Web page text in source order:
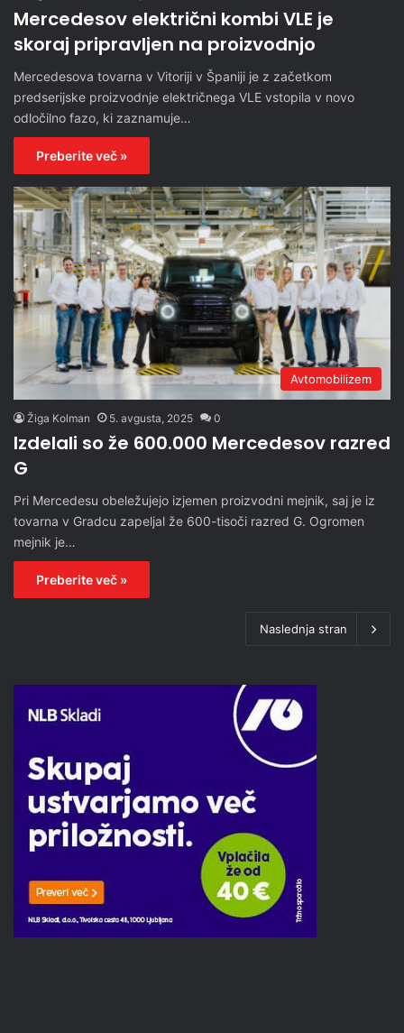
Mercedesov električni kombi VLE je
skoraj pripravljen na proizvodnjo
Mercedesova tovarna v Vitoriji v Španiji je z začetkom
predserijske proizvodnje električnega VLE vstopila v novo
odločilno fazo, ki zaznamuje…
Preberite več »
Avtomobilizem
Žiga Kolman 5. avgusta, 2025 0
Izdelali so že 600.000 Mercedesov razred
G
Pri Mercedesu obeležujejo izjemen proizvodni mejnik, saj je iz
tovarna v Gradcu zapeljal že 600-tisoči razred G. Ogromen
mejnik je…
Preberite več »
Naslednja stran